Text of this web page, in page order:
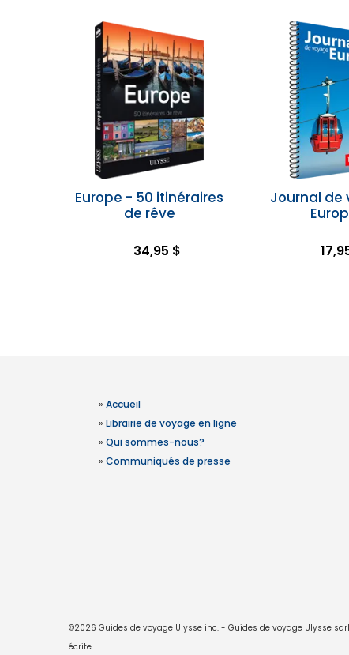
Europe - 50 itinéraires
de rêve
34,95 $
Journal de
» Accueil
» Librairie de voyage en ligne
» Qui sommes-nous?
» Communiqués de presse
©2026 Guides de voyage Ulysse inc. - Guides de voyage Ulysse
écrite.